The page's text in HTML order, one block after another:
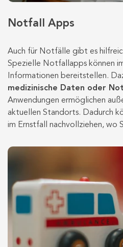
Notfall Apps
Auch für Notfälle gibt es
Spezielle Notfallapps können
Informationen bereitstellen.
medizinische Daten oder
Anwendungen ermöglichen
aktuellen Standorts. Dadurch
im Ernstfall nachvollziehen, wo